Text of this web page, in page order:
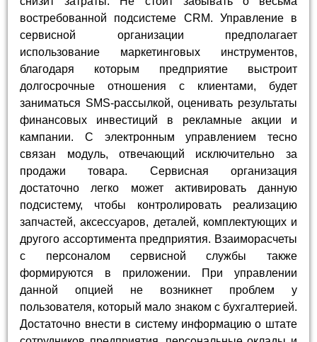
востребованной подсистеме CRM. Управление в
сервисной организации предполагает
использование маркетинговых инструментов,
благодаря которым предприятие выстроит
долгосрочные отношения с клиентами, будет
заниматься SMS-рассылкой, оценивать результаты
финансовых инвестиций в рекламные акции и
кампании. С электронным управлением тесно
связан модуль, отвечающий исключительно за
продажи товара. Сервисная организация
достаточно легко может активировать данную
подсистему, чтобы контролировать реализацию
запчастей, аксессуаров, деталей, комплектующих и
другого ассортимента предприятия. Взаиморасчеты
с персоналом сервисной службы также
формируются в приложении. При управлении
данной опцией не возникнет проблем у
пользователя, который мало знаком с бухгалтерией.
Достаточно внести в систему информацию о штате